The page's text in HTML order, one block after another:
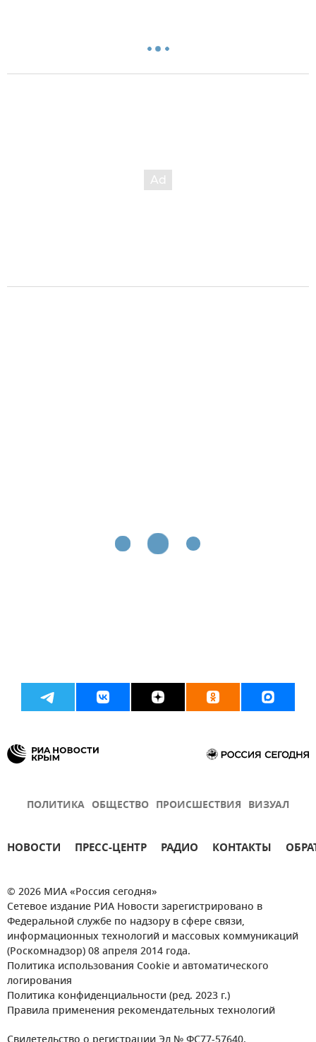
ПОЛИТИКА ОБЩЕСТВО ПРОИСШЕСТВИЯ ВИЗУАЛ
НОВОСТИ ПРЕСС-ЦЕНТР РАДИО КОНТАКТЫ
© 2026 МИА «Россия сегодня»
Сетевое издание РИА Новости зарегистрировано в
Федеральной службе по надзору в сфере связи,
информационных технологий и массовых коммуникаций
(Роскомнадзор) 08 апреля 2014 года.
Политика использования Cookie и автоматического
логирования
Политика конфиденциальности (ред. 2023 г.)
Правила применения рекомендательных технологий